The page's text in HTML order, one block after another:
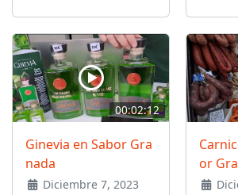
00:02:12
Ginevia en Sabor Gra
nada
Diciembre 7, 2023
or